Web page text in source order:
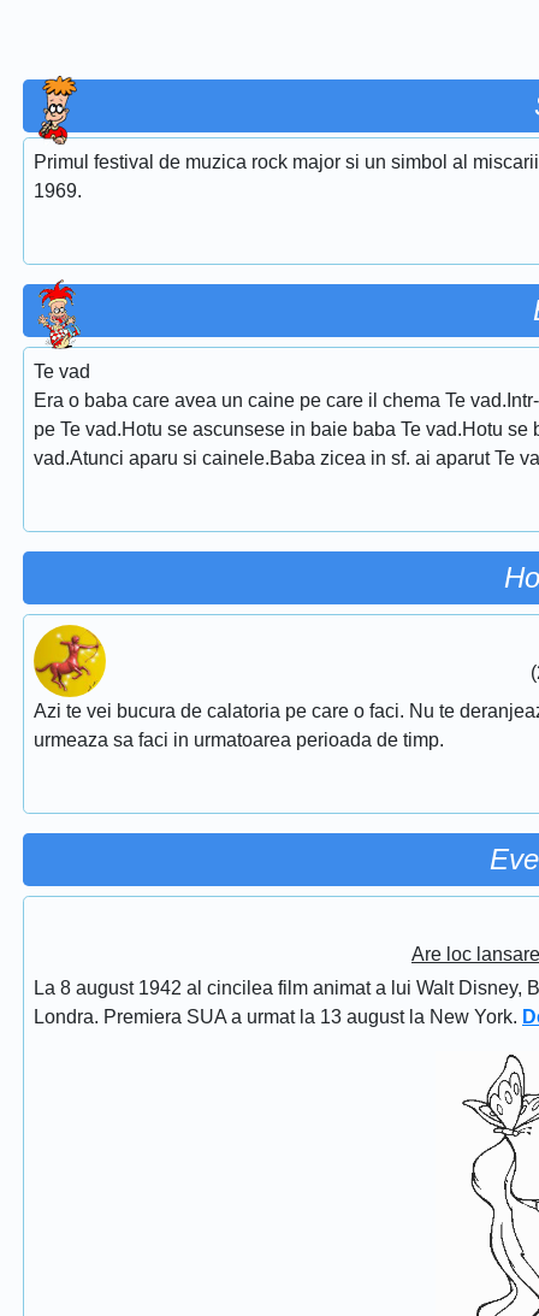
Primul festival de muzica rock major si un simbol al
1969.
Te vad
Era o baba care avea un caine pe care il chema Te
pe Te vad.Hotu se ascunsese in baie baba Te vad.Hotu
vad.Atunci aparu si cainele.Baba zicea in sf. ai aparut Te
Azi te vei bucura de calatoria pe care o faci. Nu te
urmeaza sa faci in urmatoarea perioada de timp.
Are loc
La 8 august 1942 al cincilea film animat a lui Walt
Londra. Premiera SUA a urmat la 13 august la New York.